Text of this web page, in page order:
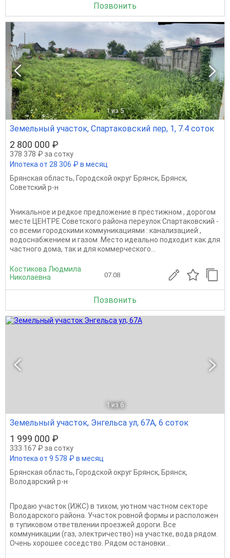
Позвонить
1 из 5
Земельный участок, Спартаковский пер, 1, 7.4 соток
2 800 000 ₽
378 378 ₽ за сотку
Ипотека от 28 306 ₽ в месяц
Брянская область, Городской округ Брянск, Брянск,
Советский р-н
Уникальное и редкое предложение в престижном , дорогом
месте ЦЕНТРЕ Советского района переулок Спартаковский -
со всеми городскими коммуникациями : канализацией ,
водоснабжением и газом .Место идеально подходит как для
частного дома, так и для коммерческого...
Костикова Людмила
Николаевна
07.08
Позвонить
1 из 6
Земельный участок, Энгельса ул, 67А, 6 соток
1 999 000 ₽
333 167 ₽ за сотку
Ипотека от 9 578 ₽ в месяц
Брянская область, Городской округ Брянск, Брянск,
Володарский р-н
Продаю участок (ИЖС) в тихом, уютном частном секторе
Володарского района. Участок ровной формы и расположен
в тупиковом ответвлении проезжей дороги. Все
коммуникации (газ, электричество) на участке, вода рядом.
Очень хорошее соседство. Рядом остановки...